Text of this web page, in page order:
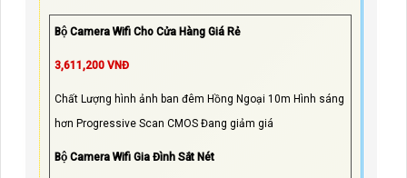
Bộ Camera Wifi Cho Cửa Hàng Giá Rẻ
3,611,200 VNĐ
Chất Lượng hình ảnh ban đêm Hồng Ngoại 10m Hình sáng
hơn Progressive Scan CMOS Đang giảm giá
Bộ Camera Wifi Gia Đình Sắt Nét